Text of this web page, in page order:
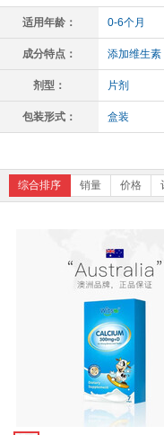
适用年龄： 0-6个月
0岁以上
成分特点： 添加维生素
剂型： 片剂
包装形式： 盒装
综合排序 销量 价格